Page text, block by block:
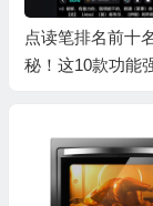
点读笔排名前十
秘！这10款功能